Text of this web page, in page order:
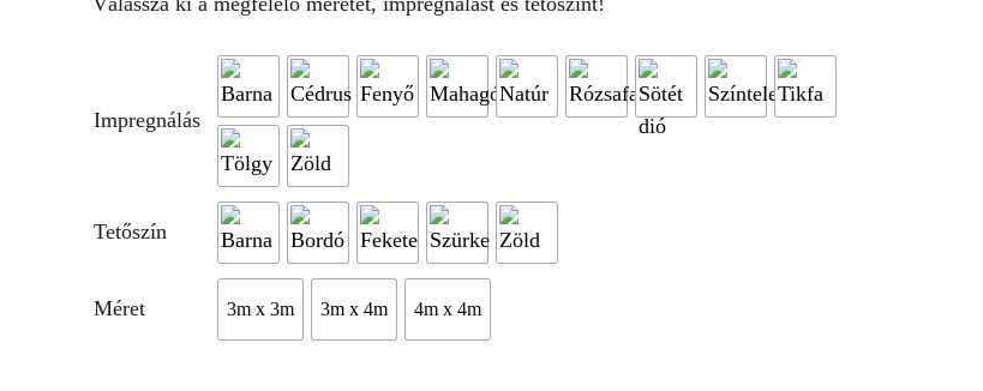
Impregnálás
Tetőszín
Méret 3m x 3m 3m x 4m 4m x 4m